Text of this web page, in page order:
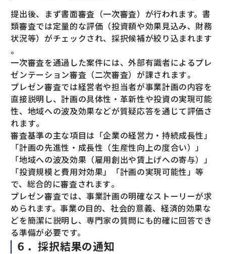
提出後、まず書面審査（一次審査）が行われます。書
類審査では定量的な評価（投資額や効果見込み、財務
状況等）がチェックされ、採択候補が絞り込まれます​
。
一次審査を通過した案件には、外部有識者によるプレ
ゼンテーション審査（二次審査）が課されます​。
プレゼン審査では経営者や担当者が事業計画の内容を
直接説明し、計画の具体性・革新性や投資の実現可能
性、地域への波及効果などが質疑応答を通じて評価さ
れます​。
審査基準の主な項目は「企業の経営力・持続成長性」
「計画の先進性・成長性（生産性向上の度合い）」
「地域への波及効果（雇用創出や賃上げへの寄与）」
「投資規模と費用対効果」「計画の実現可能性」等
で、総合的に審査されます​。
プレゼン審査では、事業計画の明確なストーリーが求
められます。事業の目的、社会的意義、経済的効果な
どを簡潔に説明し、専門家の質問にも的確に回答でき
る準備が必要です。
６．採択結果の通知